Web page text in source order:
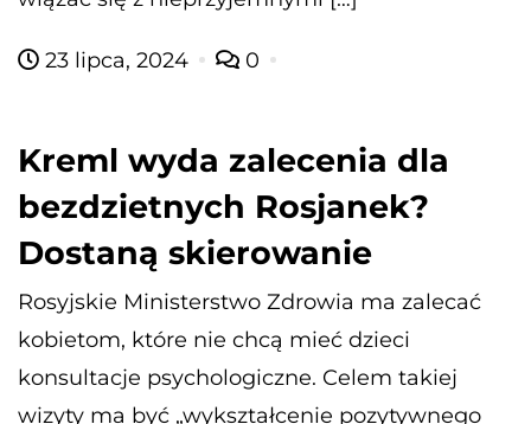
23 lipca, 2024 0
Kreml wyda zalecenia dla
bezdzietnych Rosjanek?
Dostaną skierowanie
Rosyjskie Ministerstwo Zdrowia ma zalecać
kobietom, które nie chcą mieć dzieci
konsultacje psychologiczne. Celem takiej
wizyty ma być „wykształcenie pozytywnego